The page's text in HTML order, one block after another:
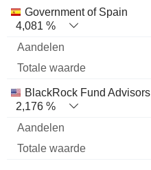
Government of Spain
4,081 %
BlackRock Fund Advisors
2,176 %